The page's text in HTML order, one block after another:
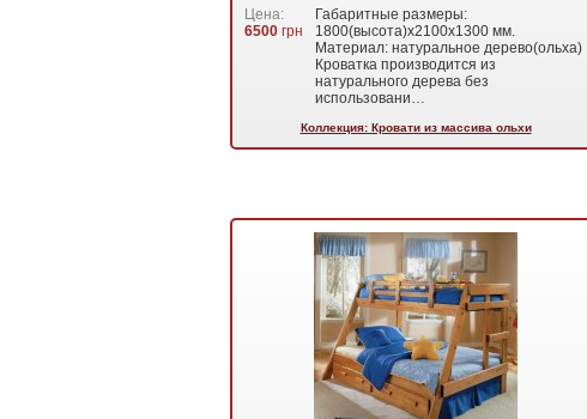
Цена:
6500 грн
Габаритные размеры:
1800(высота)х2100х1300 мм.
Материал: натуральное дерево(ольха)
Кроватка производится из
натурального дерева без
использовани…
Коллекция: Кровати из массива ольхи